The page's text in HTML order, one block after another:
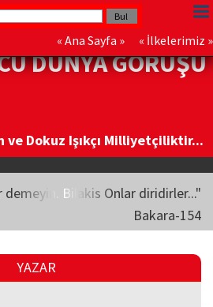
« Ana Sayfa » « İlkelerimiz »
DÜNYA GÖRÜŞÜ
ve Dokuz Işıkçı Milliyetçiliktir...
demeyin. Bilakis Onlar diridirler..."
Bakara-154
YAZAR